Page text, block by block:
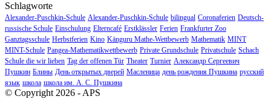
Schlagworte
Alexander-Puschkin-Schule Alexander-Puschkin-Schule bilingual Coronaferien Deutsch-
russische Schule Einschulung Elterncafé Erstklässler Ferien Frankfurter Zoo
Ganztagsschule Herbstferien Kino Känguru Mathe-Wettbewerb Mathematik MINT
MINT-Schule Pangea-Mathematikwettbewerb Private Grundschule Privatschule Schach
Schule die wir lieben Tag der offenen Tür Theater Turnier Александр Сергеевич
Пушкин Блины День открытых дверей Масленица день рождения Пушкина русский
язык школа школа им. А. С. Пушкина
© Copyright 2026 - APS